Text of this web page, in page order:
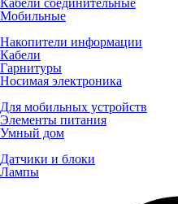
Мобильные
Накопители информации
Кабели
Гарнитуры
Носимая электроника
Для мобильных устройств
Элементы питания
Умный дом
Датчики и блоки
Лампы